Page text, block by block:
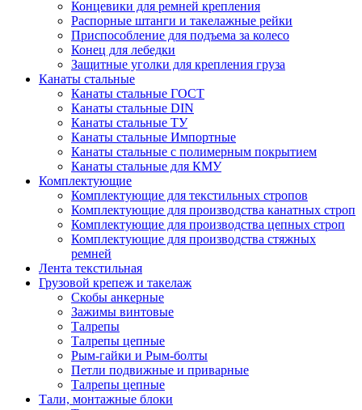
Концевики для ремней крепления
Распорные штанги и такелажные рейки
Приспособление для подъема за колесо
Конец для лебедки
Защитные уголки для крепления груза
Канаты стальные
Канаты стальные ГОСТ
Канаты стальные DIN
Канаты стальные ТУ
Канаты стальные Импортные
Канаты стальные с полимерным покрытием
Канаты стальные для КМУ
Комплектующие
Комплектующие для текстильных стропов
Комплектующие для производства канатных строп
Комплектующие для производства цепных строп
Комплектующие для производства стяжных
ремней
Лента текстильная
Грузовой крепеж и такелаж
Скобы анкерные
Зажимы винтовые
Талрепы
Талрепы цепные
Рым-гайки и Рым-болты
Петли подвижные и приварные
Талрепы цепные
Тали, монтажные блоки